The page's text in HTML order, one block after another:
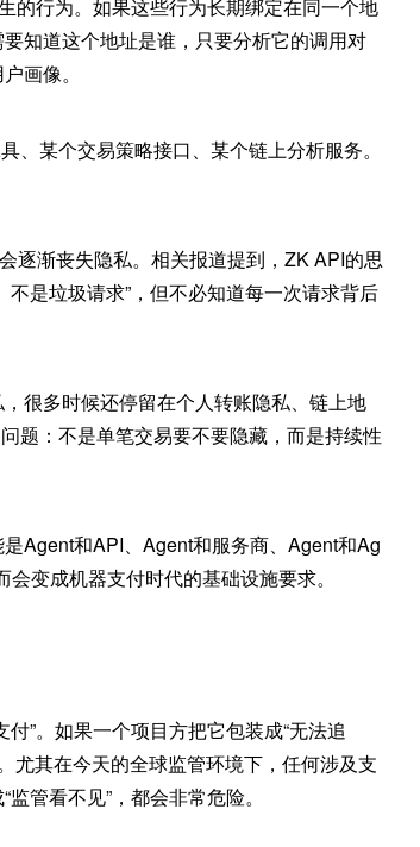
的行为。如果这些行为长期绑定在同一个地
知道这个地址是谁，只要分析它的调用对
画像。
某个交易策略接口、某个链上分析服务。
逐渐丧失隐私。相关报道提到，ZK API的思
是垃圾请求”，但不必知道每一次请求背后
很多时候还停留在个人转账隐私、链上地
题：不是单笔交易要不要隐藏，而是持续性
Agent和API、Agent和服务商、Agent和Ag
变成机器支付时代的基础设施要求。
”。如果一个项目方把它包装成“无法追
尤其在今天的全球监管环境下，任何涉及支
管看不见”，都会非常危险。